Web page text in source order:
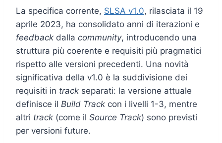
La specifica corrente, SLSA v1.0, rilasciata il 19
aprile 2023, ha consolidato anni di iterazioni e
feedback dalla community, introducendo una
struttura più coerente e requisiti più pragmatici
rispetto alle versioni precedenti. Una novità
significativa della v1.0 è la suddivisione dei
requisiti in track separati: la versione attuale
definisce il Build Track con i livelli 1-3, mentre
altri track (come il Source Track) sono previsti
per versioni future.